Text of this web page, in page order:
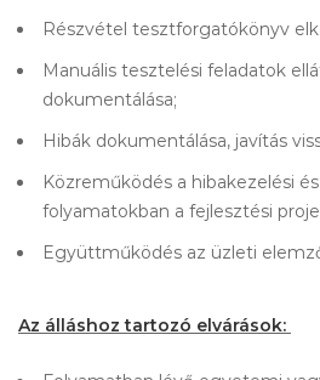
Részvétel tesztforgatókönyv
Manuális tesztelési feladatok
dokumentálása;
Hibák dokumentálása, javítás
Közreműködés a hibakezelési
folyamatokban a fejlesztési
Együttműködés az üzleti
Az álláshoz tartozó elvárások: